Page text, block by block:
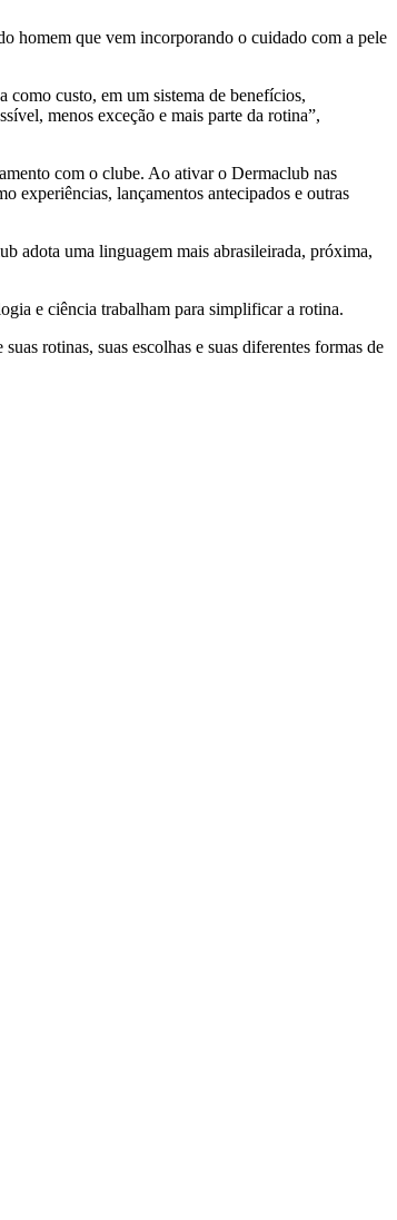
homem que vem incorporando o cuidado com a pele
como custo, em um sistema de benefícios,
menos exceção e mais parte da rotina”,
com o clube. Ao ativar o Dermaclub nas
experiências, lançamentos antecipados e outras
adota uma linguagem mais abrasileirada, próxima,
e ciência trabalham para simplificar a rotina.
rotinas, suas escolhas e suas diferentes formas de